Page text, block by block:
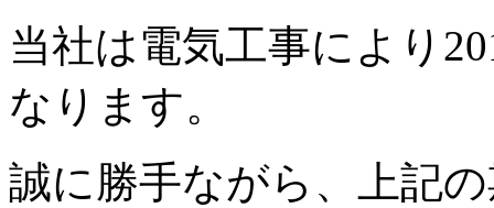
当社は電気工事により
なります。
誠に勝手ながら、上記